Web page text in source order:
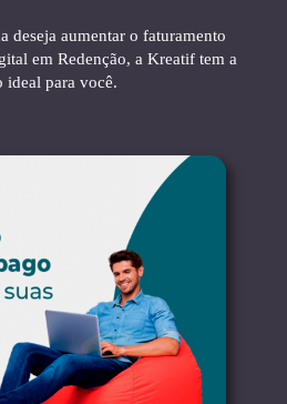
deseja aumentar o faturamento
em Redenção, a Kreatif tem a
ideal para você.